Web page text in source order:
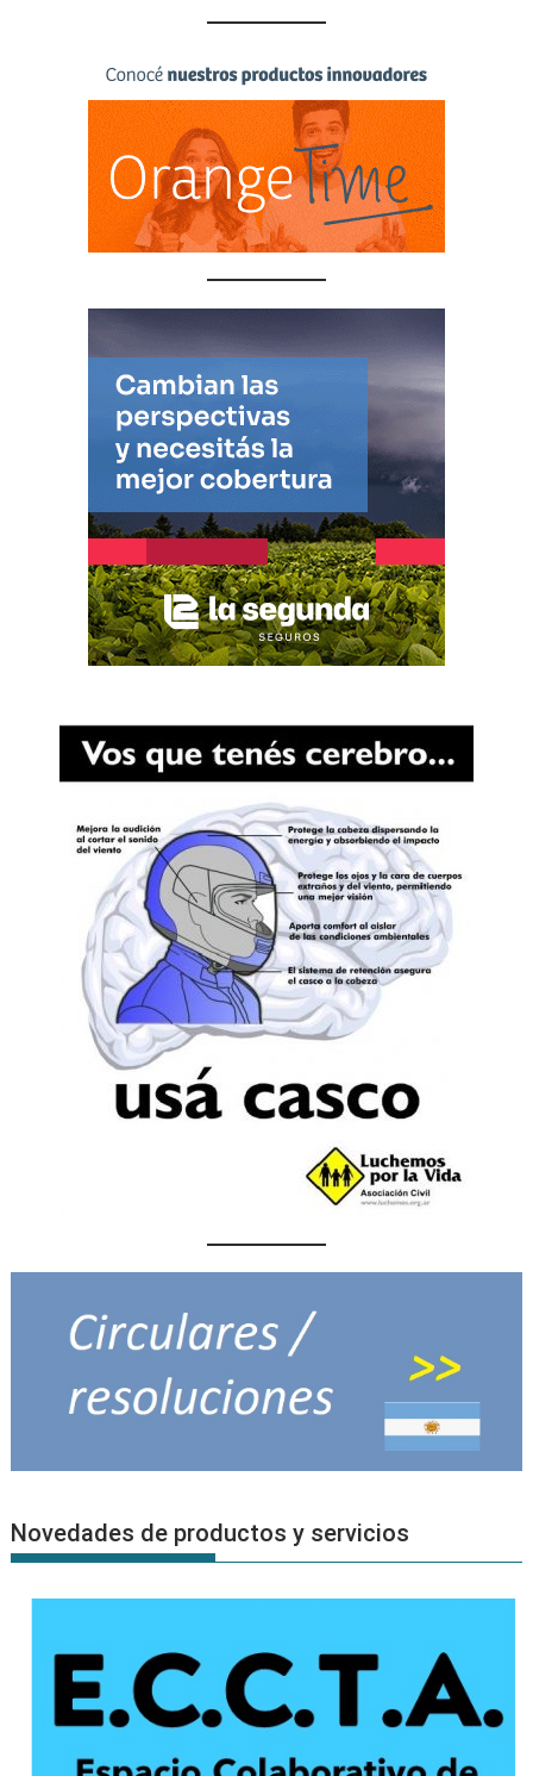
Novedades de productos y servicios